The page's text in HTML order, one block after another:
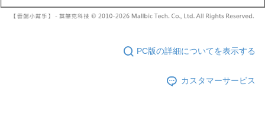
認、照合および修正を行います。
3. 完全なユーザーサービス規約については、以下のリンクを参照してくだ
3.現在、台湾の会員のみご利用いただけます。
ます。当サービスご利用の際に提供しなければならない個人情報（注文者
す。AFTEEの個人情報の収集、処理、利用について、詳細はAFTEE公式ホ
宅配
送料を確認
PC版の詳細についてを表示する
カスタマーサービス